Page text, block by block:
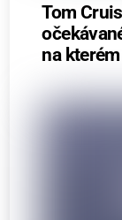
Tom
na